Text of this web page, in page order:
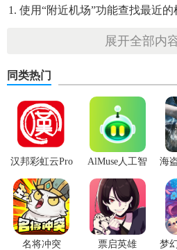
1. 使用“附近机场”功能查找最近的
2. 利用“行李规定”功能了解航班行
3. 通过“在线客服”解决使用中遇到
4. 设置“推送通知”，及时获取航班
5. 利用“分享功能”，将优惠信息分
【河北航空内容】
1. 航班信息查询：实时查询国内外
2. 在线购票：支持各种票种和促
3. 会员服务：积分兑换、会员权
展开全部内
同类热门
汉邦彩虹云Pro
AlMuse人工智
能助手APP最新
版
海
名将冲突 票启英雄
梦